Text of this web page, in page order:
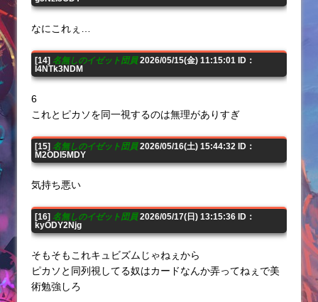
なにこれぇ…
[14] 名無しのイゼット団員2026/05/15(金) 11:15:01 ID：
I4NTk3NDM
6
これとピカソを同一視するのは無理がありすぎ
[15] 名無しのイゼット団員2026/05/16(土) 15:44:32 ID：
M2ODI5MDY
気持ち悪い
[16] 名無しのイゼット団員2026/05/17(日) 13:15:36 ID：
kyODY2Njg
そもそもこれキュビズムじゃねぇから
ピカソと同列視してる奴はカードなんか弄ってねぇで美
術勉強しろ